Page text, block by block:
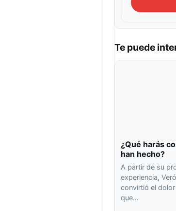
Te puede
¿Qué harás
han hecho?
A partir de su
experiencia,
convirtió el
que…